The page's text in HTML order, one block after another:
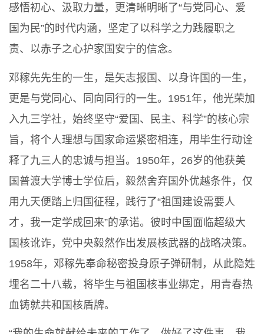
感悟初心、汲取力量，更清晰明晰了“与党同心、爱
国为民”的时代内涵，坚定了以科学之力践履职之
责、以赤子之心护家国安宁的信念。
邓稼先先生的一生，是矢志报国、以身许国的一生，
更是与党同心、同向同行的一生。1951年，他光荣加
入九三学社，始终坚守“爱国、民主、科学”的核心宗
旨，将个人理想与国家命运紧密相连，用毕生行动诠
释了九三人的忠诚与担当。1950年，26岁的他获美
国普渡大学博士学位后，毅然舍弃国外优越条件，仅
用九天便踏上归国征程，践行了“祖国建设需要人
才，我一定学成回来”的承诺。彼时中国面临超级大
国核讹诈，党中央毅然作出发展核武器的战略决策。
1958年，邓稼先奉命秘密投身原子弹研制，从此隐姓
埋名二十八载，将毕生与祖国核事业绑定，用青春热
血铸就共和国核盾牌。